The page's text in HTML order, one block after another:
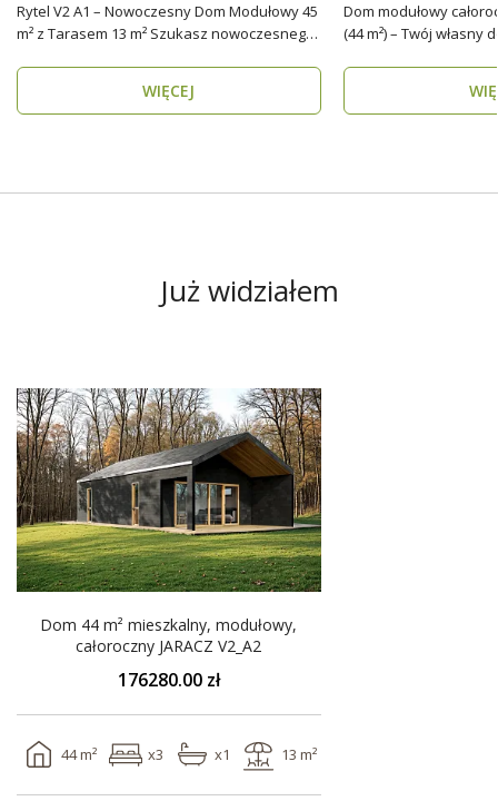
Rytel V2 A1 – Nowoczesny Dom Modułowy 45
m² z Tarasem 13 m² Szukasz nowoczesnego i
WIĘCEJ
Dom modułowy
(44 m²) – Twój własny
Już widziałem
Niska cena
Dom 44 m² mieszkalny, modułowy,
całoroczny JARACZ V2_A2
176280.00 zł
44 m² x3 x1 13 m²